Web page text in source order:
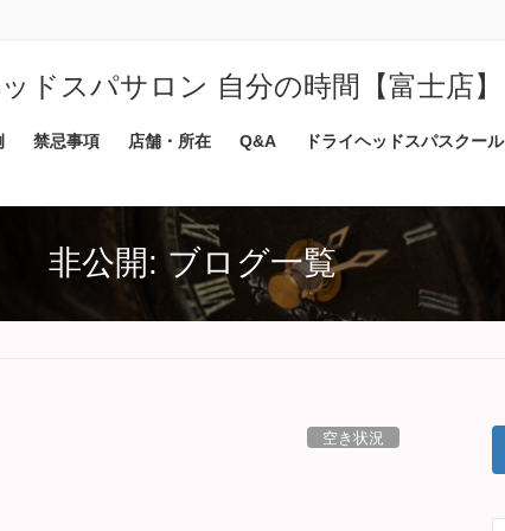
ドスパサロン 自分の時間【富士店】
禁忌事項 店舗・所在 Q&A ドライヘッドスパスクール
非公開: ブログ一覧
空き状況